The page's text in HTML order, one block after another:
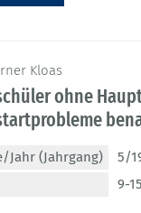
Kloas
ohne
Jahr (Jahrgang)
5/
9-15